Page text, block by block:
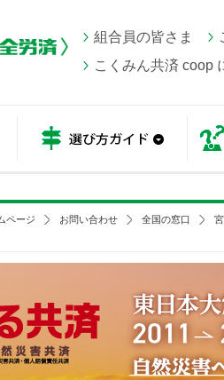
組合員の皆さま
こくみん共済 coop
ページ お問い合わせ 全国の窓口